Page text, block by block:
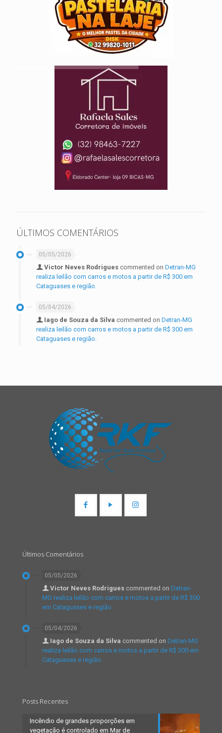
ÚLTIMOS COMENTÁRIOS
05/05/2026
Victor Neves Rodrigues commented on Detran-MG
realiza leilão com carros e motos a partir de R$ 300 em
Cataguases e região.
05/04/2026
Iago de Souza da Silva commented on Detran-MG
realiza leilão com carros e motos a partir de R$ 300 em
Cataguases e região.
Últimos Comentários
05/05/2026
Victor Neves Rodrigues commented on Detran-
MG realiza leilão com carros e motos a partir de R$ 300
em Cataguases e região.
05/04/2026
Iago de Souza da Silva commented on Detran-MG
realiza leilão com carros e motos a partir de R$ 300 em
Cataguases e região.
Posts Recentes
Incêndio de grandes proporções em
vegetação é controlado em Mar de